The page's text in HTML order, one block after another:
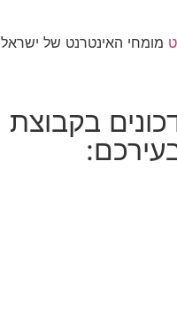
מומחי האינטרנט של ישראל
בקבוצת